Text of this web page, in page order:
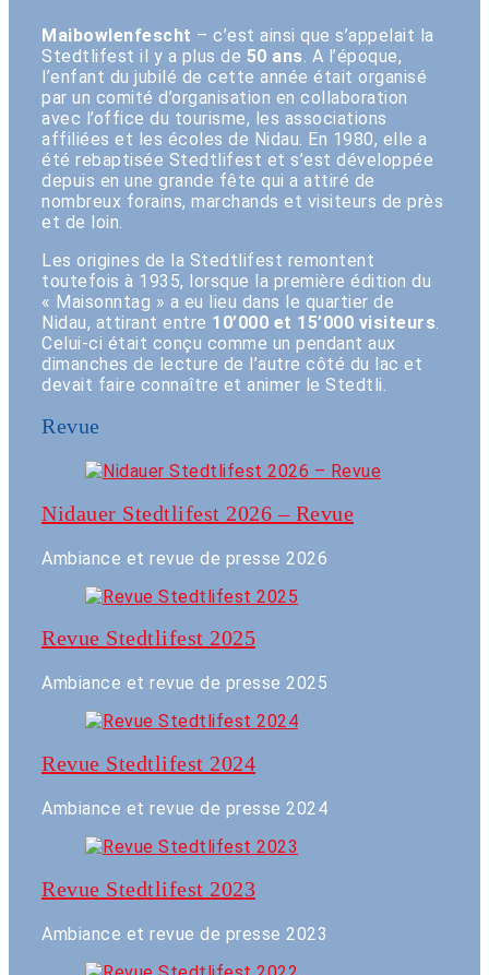
Maibowlenfescht – c’est ainsi que s’appelait la
Stedtlifest il y a plus de 50 ans . A l’époque,
l’enfant du jubilé de cette année était organisé
par un comité d’organisation en collaboration
avec l’office du tourisme, les associations
affiliées et les écoles de Nidau. En 1980, elle a
été rebaptisée Stedtlifest et s’est développée
depuis en une grande fête qui a attiré de
nombreux forains, marchands et visiteurs de près
et de loin.
Les origines de la Stedtlifest remontent
toutefois à 1935, lorsque la première édition du
« Maisonntag » a eu lieu dans le quartier de
Nidau, attirant entre 10’000 et 15’000 visiteurs
Celui-ci était conçu comme un pendant aux
dimanches de lecture de l’autre côté du lac et
devait faire connaître et animer le Stedtli.
Revue
Nidauer Stedtlifest 2026 – Revue
Ambiance et revue de presse 2026
Revue Stedtlifest 2025
Ambiance et revue de presse 2025
Revue Stedtlifest 2024
Ambiance et revue de presse 2024
Revue Stedtlifest 2023
Ambiance et revue de presse 2023